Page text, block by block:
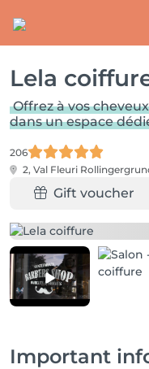
Lela
Offrez à vos
dans un espace
206
2, Val Fleuri
Gift voucher
Important